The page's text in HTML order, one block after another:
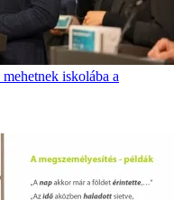
iskolába a